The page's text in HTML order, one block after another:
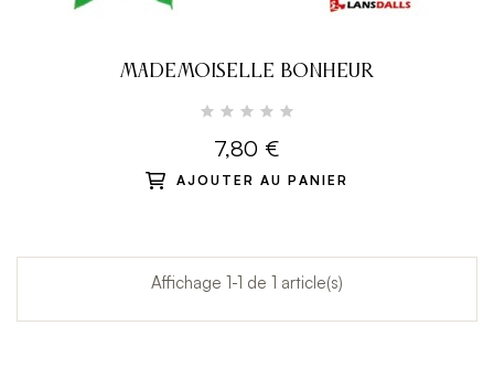
MADEMOISELLE BONHEUR
7,80 €
AJOUTER AU PANIER
Affichage 1-1 de 1 article(s)